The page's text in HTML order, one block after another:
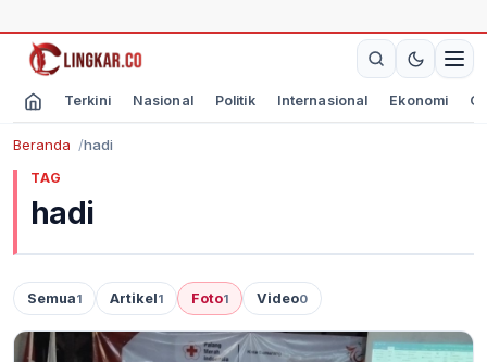
Terkini Nasional Politik Internasional Ekonomi
Beranda hadi
TAG
hadi
Semua1 Artikel1 Foto1 Video0